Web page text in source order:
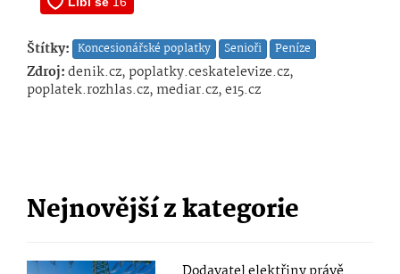
Štítky: Koncesionářské poplatky Senioři Peníze
Zdroj:denik.cz, poplatky.ceskatelevize.cz,
poplatek.rozhlas.cz, mediar.cz, e15.cz
Nejnovější z kategorie